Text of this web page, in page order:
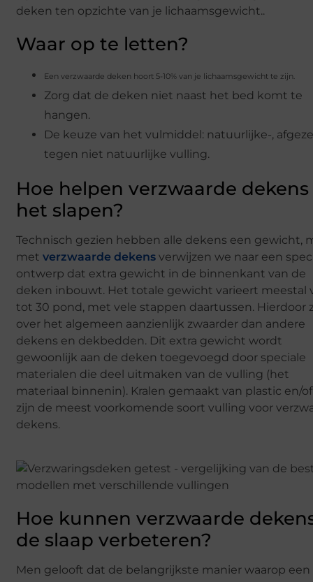
deken ten opzichte van je lichaamsgewicht..
Waar op te letten?
Een verzwaarde deken hoort 5-10% van je lichaamsgewicht te zijn.
Zorg dat de deken niet naast het bed komt te
hangen.
De keuze van het vulmiddel: natuurlijke-,
tegen niet natuurlijke vulling.
Hoe helpen verzwaarde
het slapen?
Technisch gezien hebben alle dekens een gewicht,
metverzwaarde dekens verwijzen we naar een
ontwerp dat extra gewicht in de binnenkant van de
deken inbouwt. Het totale gewicht varieert meestal
tot 30 pond, met vele stappen daartussen. Hierdoor
over het algemeen aanzienlijk zwaarder dan andere
dekens en dekbedden. Dit extra gewicht wordt
gewoonlijk aan de deken toegevoegd door speciale
materialen die deel uitmaken van de vulling (het
materiaal binnenin). Kralen gemaakt van plastic en/
zijn de meest voorkomende soort vulling voor
dekens.
Hoe kunnen verzwaarde
de slaap verbeteren?
Men gelooft dat de belangrijkste manier waarop een